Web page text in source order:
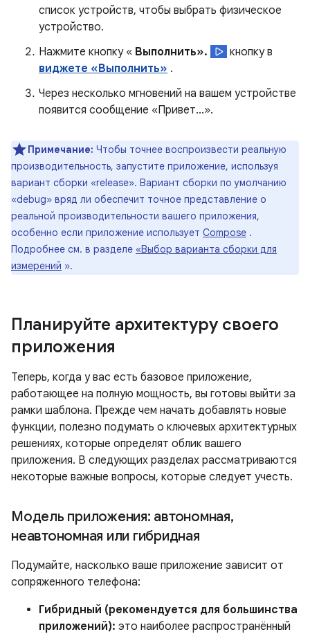
список устройств, чтобы выбрать физическое
устройство.
Нажмите кнопку « Выполнить».
кнопку в
виджете «Выполнить» .
Через несколько мгновений на вашем устройстве
появится сообщение «Привет...».
Примечание: Чтобы точнее воспроизвести реальную
производительность, запустите приложение, используя
вариант сборки «release». Вариант сборки по умолчанию
«debug» вряд ли обеспечит точное представление о
реальной производительности вашего приложения,
особенно если приложение использует Compose .
Подробнее см. в разделе «Выбор варианта сборки для
измерений ».
Планируйте архитектуру своего
приложения
Теперь, когда у вас есть базовое приложение,
работающее на полную мощность, вы готовы выйти за
рамки шаблона. Прежде чем начать добавлять новые
функции, полезно подумать о ключевых архитектурных
решениях, которые определят облик вашего
приложения. В следующих разделах рассматриваются
некоторые важные вопросы, которые следует учесть.
Модель приложения: автономная,
неавтономная или гибридная
Подумайте, насколько ваше приложение зависит от
сопряженного телефона:
Гибридный (рекомендуется для большинства
приложений): это наиболее распространённый